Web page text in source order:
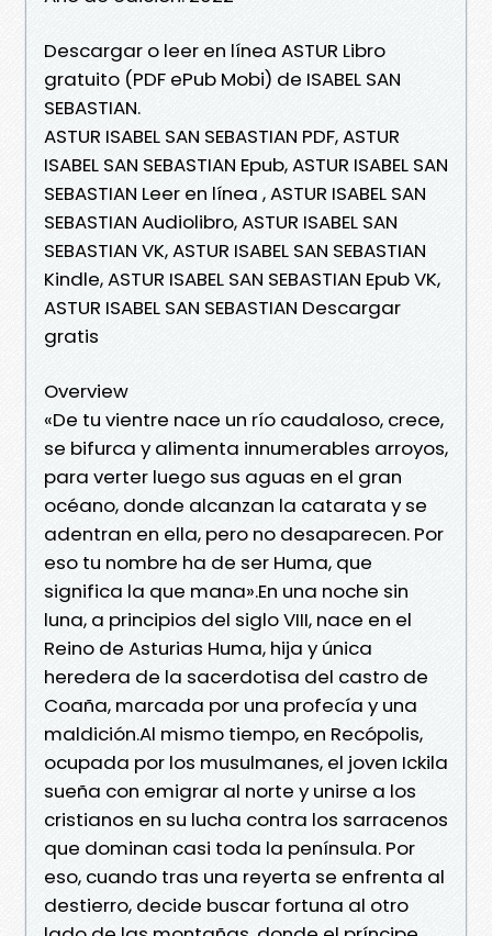
Descargar o leer en línea ASTUR Libro
gratuito (PDF ePub Mobi) de ISABEL SAN
SEBASTIAN.
ASTUR ISABEL SAN SEBASTIAN PDF, ASTUR
ISABEL SAN SEBASTIAN Epub, ASTUR ISABEL SAN
SEBASTIAN Leer en línea , ASTUR ISABEL SAN
SEBASTIAN Audiolibro, ASTUR ISABEL SAN
SEBASTIAN VK, ASTUR ISABEL SAN SEBASTIAN
Kindle, ASTUR ISABEL SAN SEBASTIAN Epub VK,
ASTUR ISABEL SAN SEBASTIAN Descargar
gratis
Overview
«De tu vientre nace un río caudaloso, crece,
se bifurca y alimenta innumerables arroyos,
para verter luego sus aguas en el gran
océano, donde alcanzan la catarata y se
adentran en ella, pero no desaparecen. Por
eso tu nombre ha de ser Huma, que
significa la que mana».En una noche sin
luna, a principios del siglo VIII, nace en el
Reino de Asturias Huma, hija y única
heredera de la sacerdotisa del castro de
Coaña, marcada por una profecía y una
maldición.Al mismo tiempo, en Recópolis,
ocupada por los musulmanes, el joven Ickila
sueña con emigrar al norte y unirse a los
cristianos en su lucha contra los sarracenos
que dominan casi toda la península. Por
eso, cuando tras una reyerta se enfrenta al
destierro, decide buscar fortuna al otro